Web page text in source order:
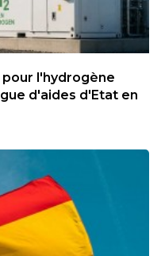
l'hydrogène
d'aides d'Etat en